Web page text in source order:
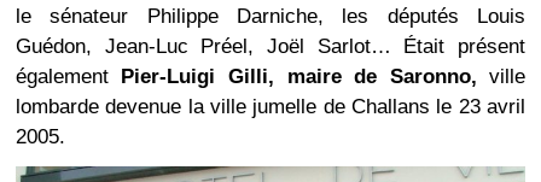
le sénateur Philippe Darniche, les députés Louis
Guédon, Jean-Luc Préel, Joël Sarlot… Était présent
également
Pier-Luigi Gilli, maire de Saronno, ville
lombarde devenue la ville jumelle de Challans le 23 avril
2005.